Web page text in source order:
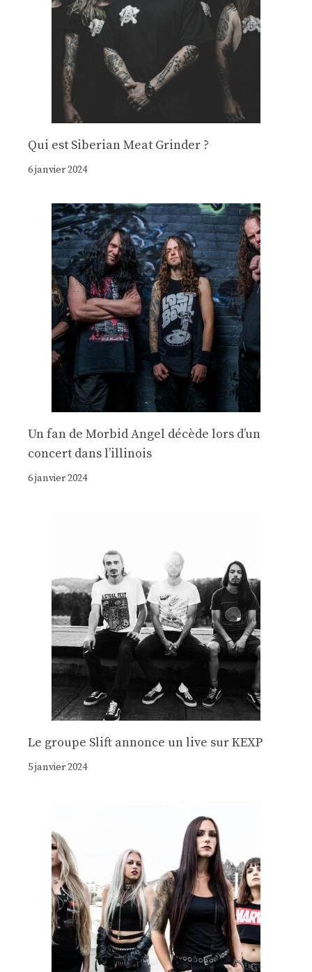
Qui est Siberian Meat Grinder ?
6 janvier 2024
Un fan de Morbid Angel décède lors d’un
concert dans l’illinois
6 janvier 2024
Le groupe Slift annonce un live sur KEXP
5 janvier 2024